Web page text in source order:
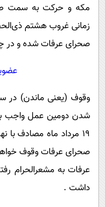
مکه و حرکت به سمت
زمانی غروب هشتم
صحرای عرفات شده و در
وقوف (یعنی ماندن) در
شدن دومین عمل واجب
۱۹ مرداد ماه مصادف
صحرای عرفات وقوف
عرفات به مشعرالحرام
داشت .